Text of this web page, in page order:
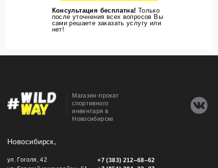
Консультация бесплатна! Только
после уточнения всех вопросов Вы
сами решаете заказать услугу или
нет!
Магазин-прокат
спортивного
инвентаря в
Новосибирске
Новосибирск,
ул. Гоголя, 42
+7 (383) 212‒68‒62